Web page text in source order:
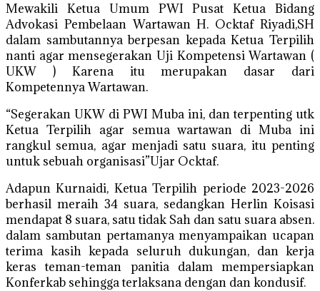
Mewakili Ketua Umum PWI Pusat Ketua Bidang
Advokasi Pembelaan Wartawan H. Ocktaf Riyadi,SH
dalam sambutannya berpesan kepada Ketua Terpilih
nanti agar mensegerakan Uji Kompetensi Wartawan (
UKW ) Karena itu merupakan dasar dari
Kompetennya Wartawan.
“Segerakan UKW di PWI Muba ini, dan terpenting utk
Ketua Terpilih agar semua wartawan di Muba ini
rangkul semua, agar menjadi satu suara, itu penting
untuk sebuah organisasi”Ujar Ocktaf.
Adapun Kurnaidi, Ketua Terpilih periode 2023-2026
berhasil meraih 34 suara, sedangkan Herlin Koisasi
mendapat 8 suara, satu tidak Sah dan satu suara absen.
dalam sambutan pertamanya menyampaikan ucapan
terima kasih kepada seluruh dukungan, dan kerja
keras teman-teman panitia dalam mempersiapkan
Konferkab sehingga terlaksana dengan dan kondusif.